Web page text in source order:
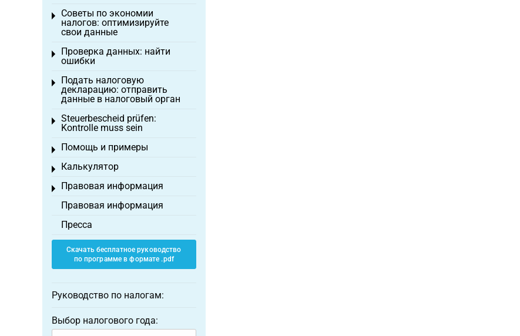
Советы по экономии
налогов: оптимизируйте
свои данные
Toggle menu
Проверка данных: найти
ошибки
Toggle menu
Подать налоговую
декларацию: отправить
данные в налоговый орган
Toggle menu
Steuerbescheid prüfen:
Kontrolle muss sein
Toggle menu
Помощь и примеры
Toggle menu
Калькулятор
Toggle menu
Правовая информация
Toggle menu
Правовая информация
Пресса
Скачать бесплатное руководство
по программе в формате .pdf
Руководство по налогам:
Выбор налогового года: